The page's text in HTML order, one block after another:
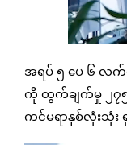
အရပ် ၅ ပေ ၆ လ
ကို တွက်ချက်မှု ၂၇
ကင်မရာနှစ်လုံးသုံး